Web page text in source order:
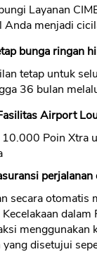
Layanan
Anda menjadi
bunga ringan
tetap untuk
36 bulan
Airport
10.000 Poin Xtra
secara otomatis
menggunakan
disetujui